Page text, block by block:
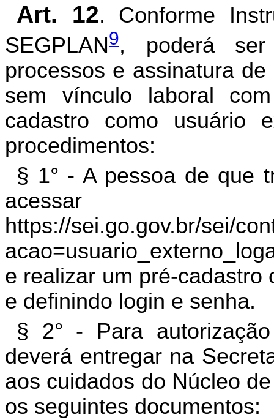
Art. 12. Conforme
SEGPLAN9, poderá ser
processos e assinatura
sem vínculo laboral
cadastro como usuário
procedimentos:
§ 1° - A pessoa de que
https://sei.go.gov.br/sei/
e realizar um pré-cadastro
e definindo login e senha.
§ 2° - Para
deverá entregar na
aos cuidados do Núcleo
os seguintes documentos: